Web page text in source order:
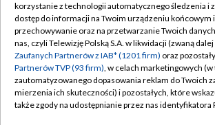
TVP
Abonament TVP
Emisja w TVP
Centrum informacji TVP
Naziemna Telewizja Cyfrowa
Regulamin TVP
Polityka prywatności
Moje zgody
Pomoc
korzystanie z technologii automatycznego śledzenia i
dostęp do informacji na Twoim urządzeniu końcowym
przechowywanie oraz na przetwarzanie Twoich
nas, czyli Telewizję Polską S.A. w likwidacji (zwaną dalej
Zaufanych Partnerów z IAB* (1201 firm) oraz
Partnerów TVP (93 firm), w celach marketingowych (w
zautomatyzowanego dopasowania reklam do Twoich
mierzenia ich skuteczności) i pozostałych, które
także zgody na udostępnianie przez nas identyfikatora